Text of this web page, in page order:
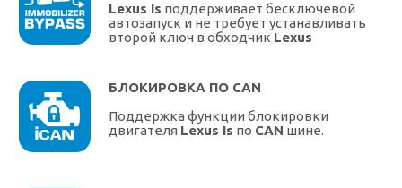
Lexus Is поддерживает бесключевой
автозапуск и не требует устанавливать
второй ключ в обходчик Lexus
БЛОКИРОВКА ПО CAN
Поддержка функции блокировки
двигателя Lexus Is по CAN шине.